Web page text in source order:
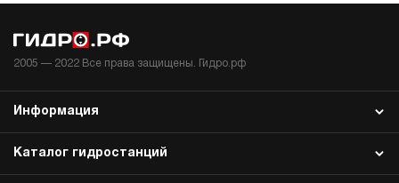
2005 — 2022 Все права защищены. Гидро.рф
Каталог гидростанций
Информация